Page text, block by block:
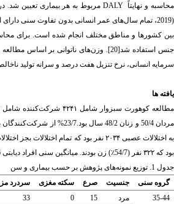
محاسبه و نهایتاً DALY مربوط به هر بیماری تعیین شد.
2019)، تمام سال‌های عمر انسانی بدون تفاوت سنی
بین کشورها و مناطق مختلف انجام شده است. برای
جنس استفاده شد[20]. وزن‌های ناتوانی بر اساس مطالعه
سرمایه انسانی، نرخ تنزیل هفت درصد و سرانه تولید ناخالص داخلی
یافته ها
مطالعه کوهورت سبزوار شامل ۴۲۴۱ شرکت‌کننده شامل ۱۸۹۴ مرد (44/7٪
مردان 50/4 و زنان 48/2 سال بود.23/7%
از شرکت‌کنندگان
بود که ۳۲۲ نفر (54/7
٪) زن بودند. میانگین سنی افراد دیابتی 9/6
جدول 1. توزیع نمونه‌های پژوهش بر حسب بیماری و سن
گروه سنی
جنسیت صرع سکته مغزی سردرد
35-44
مرد 15
0
33